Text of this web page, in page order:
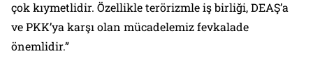
çok kıymetlidir. Özellikle terörizmle iş birliği, DEAŞ’a
ve PKK’ya karşı olan mücadelemiz fevkalade
önemlidir.”